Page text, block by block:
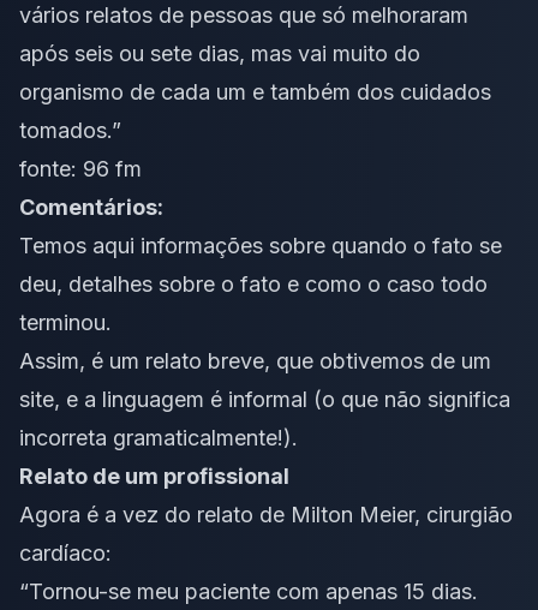
vários relatos de pessoas que só melhoraram
após seis ou sete dias, mas vai muito do
organismo de cada um e também dos cuidados
tomados.”
fonte: 96 fm
Comentários:
Temos aqui informações sobre quando o fato se
deu, detalhes sobre o fato e como o caso todo
terminou.
Assim, é um relato breve, que obtivemos de um
site, e a linguagem é informal (o que não significa
incorreta gramaticalmente!).
Relato de um profissional
Agora é a vez do relato de Milton Meier, cirurgião
cardíaco:
“Tornou-se meu paciente com apenas 15 dias.